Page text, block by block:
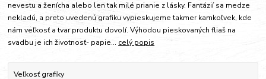
nevestu a ženícha alebo len tak milé prianie z lásky. Fantázií sa medze
nekladú, a preto uvedenú grafiku vypieskujeme takmer kamkoľvek, kde
nám veľkosť a tvar produktu dovolí. Výhodou pieskovaných fliaš na
svadbu je ich životnosť- papie... celý popis
Veľkosť grafiky